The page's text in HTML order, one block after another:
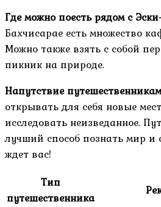
Где можно поесть рядом с
Бахчисарае есть множество
Можно также взять с собой
пикник на природе.
Напутствие
открывать для себя новые
исследовать неизведанное.
лучший способ познать мир и
ждет вас!
Тип
путешественника